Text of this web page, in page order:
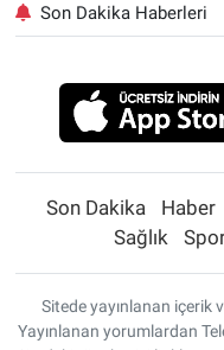
Son Dakika Haberleri
Son Dakika Haber
Sağlık
Sitede yayınlanan içerik
Yayınlanan yorumlardan